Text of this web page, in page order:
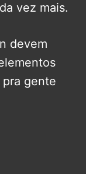
vez mais.
devem
gente